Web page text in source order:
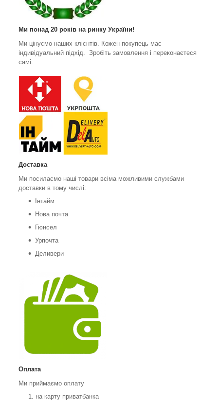
Ми понад 20 років на ринку України!
Ми цінуємо наших клієнтів. Кожен покупець має
індивідуальний підхід. Зробіть замовлення і переконаєтеся
самі.
Доставка
Ми посилаємо наші товари всіма можливими службами
доставки в тому числі:
Інтайм
Нова почта
Гюнсел
Урпочта
Деливери
Оплата
Ми приймаємо оплату
на карту приватбанка